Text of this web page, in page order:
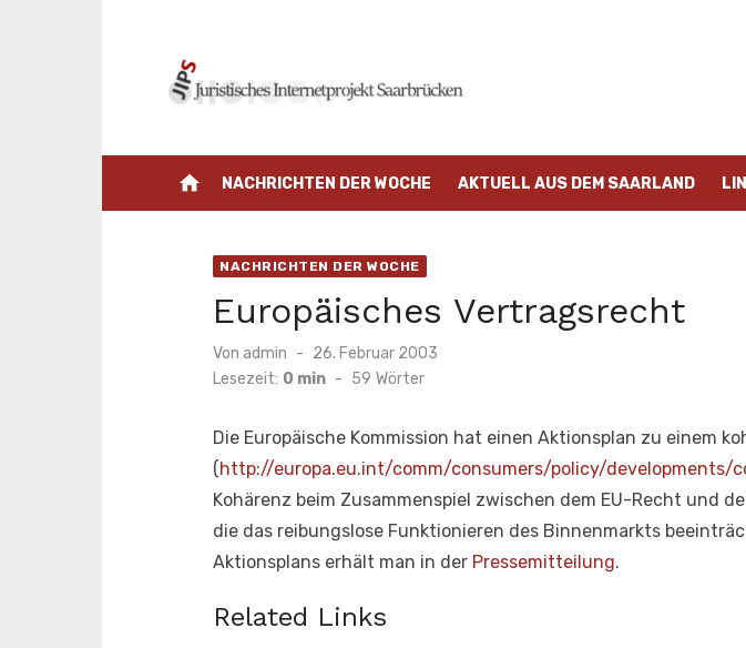
home NACHRICHTEN DER WOCHE AKTUELL AUS DEM SAARLAND
NACHRICHTEN DER WOCHE
Europäisches Vertragsrecht
Von admin
Veröffentlicht
am
26. Februar 2003
Lesezeit: 0 min - 59 Wörter
Die Europäische Kommission hat einen Aktionsplan zu einem
(http://europa.eu.int/comm/consumers/policy/
Kohärenz beim Zusammenspiel zwischen dem EU-Recht und
die das reibungslose Funktionieren des Binnenmarkts
Aktionsplans erhält man in der Pressemitteilung.
Related Links